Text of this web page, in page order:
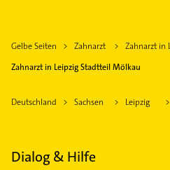
Gelbe Seiten Zahnarzt
Zahnarzt in
Zahnarzt in Leipzig Stadtteil Mölkau
Deutschland Sachsen Leipzig
Dialog & Hilfe